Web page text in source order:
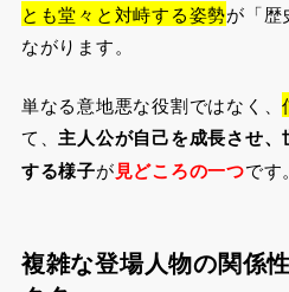
とも堂々と対峙する姿勢が「歴
ながります。
単なる意地悪な役割ではなく、
て、 主人公が自己を成長させ
する様子が見どころの一つです。
複雑な登場人物の関係